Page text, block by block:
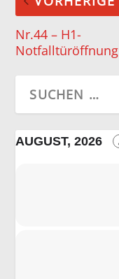
Nr.44 – H1-
Notfalltüröffnung
AUGUST, 2026